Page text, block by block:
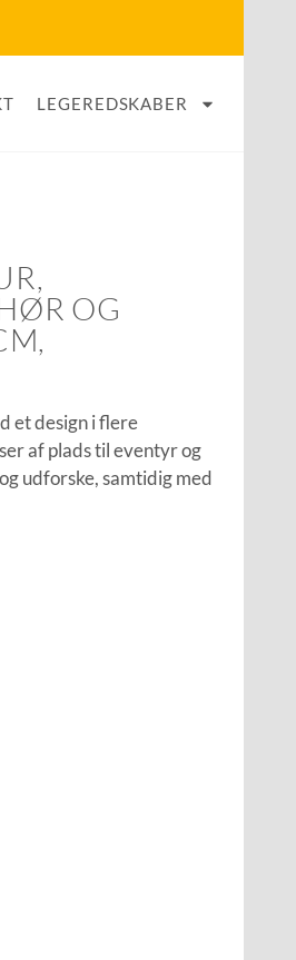
LEGEREDSKABER
OG
et design i flere
af plads til eventyr og
udforske, samtidig med